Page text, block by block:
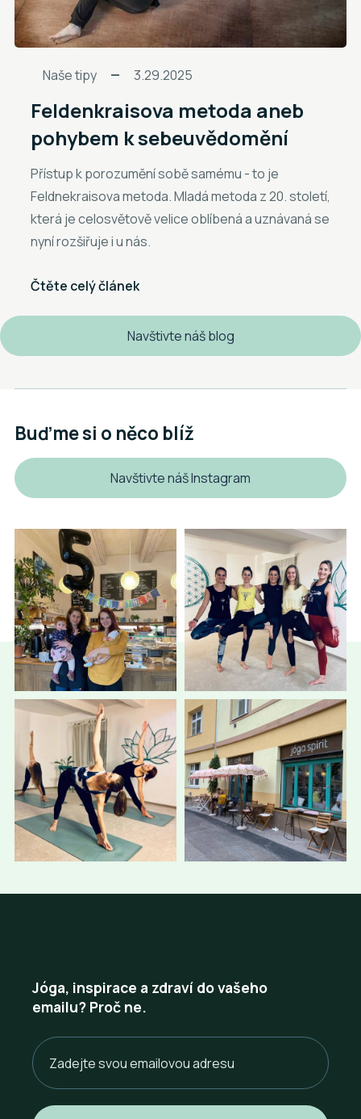
Naše tipy 3.29.2025
Feldenkraisova metoda aneb
pohybem k sebeuvědomění
Přístup k porozumění sobě samému - to je
Feldnekraisova metoda. Mladá metoda z 20. století,
která je celosvětově velice oblíbená a uznávaná se
nyní rozšiřuje i u nás.
Čtěte celý článek
Navštivte náš blog
Buďme si o něco blíž
Navštivte náš Instagram
Jóga, inspirace a zdraví do vašeho
emailu? Proč ne.